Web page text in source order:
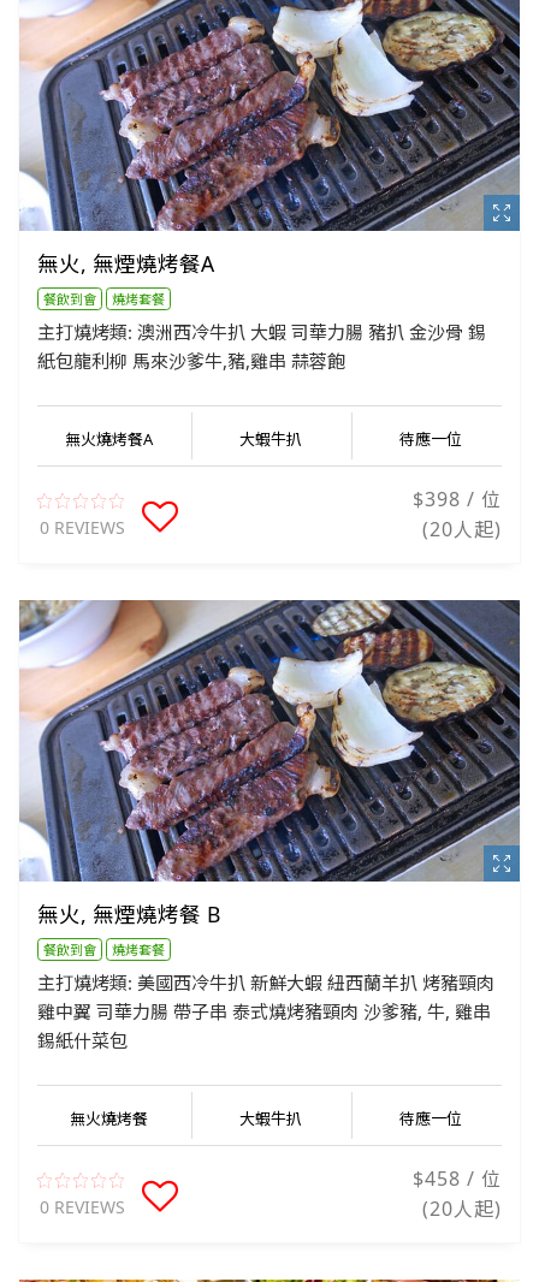
無火, 無煙燒烤餐A
餐飲到會 燒烤套餐
主打燒烤類: 澳洲西冷牛扒 大蝦 司華力腸 豬扒 金沙骨 錫
紙包龍利柳 馬來沙爹牛,豬,雞串 蒜蓉飽
無火燒烤餐A 大蝦牛扒 待應一位
0 REVIEWS
$398 / 位
(20人起)
無火, 無煙燒烤餐 B
餐飲到會 燒烤套餐
主打燒烤類: 美國西冷牛扒 新鮮大蝦 紐西蘭羊扒 烤豬頸肉
雞中翼 司華力腸 帶子串 泰式燒烤豬頸肉 沙爹豬, 牛, 雞串
錫紙什菜包
無火燒烤餐 大蝦牛扒 待應一位
0 REVIEWS
$458 / 位
(20人起)